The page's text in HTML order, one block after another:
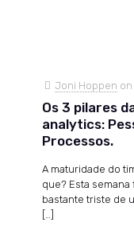
Joni Hoppen on
Os 3 pilares
analytics:
Processos.
A maturidade do
que? Esta
bastante triste de
[…]